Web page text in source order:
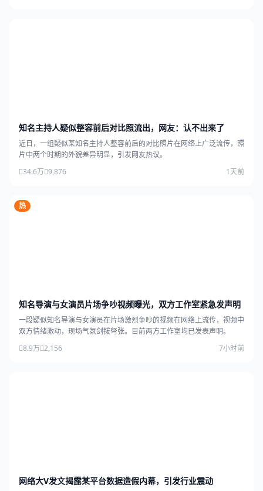
知名主持人疑似整容前后对比照流出，网友：认不出来了
近日，一组疑似某知名主持人整容前后的对比照片在网络上广泛流传，照
片中两个时期的外貌差异明显，引发网友热议。
34.6万 9,876 1天前
热
知名导演与女演员片场争吵视频曝光，双方工作室紧急发声明
一段疑似知名导演与女演员在片场激烈争吵的视频在网络上流传，视频中
双方情绪激动，现场气氛剑拔弩张。目前两方工作室均已发表声明。
8.9万 2,156 7小时前
网络大V发文揭露某平台数据造假内幕，引发行业震动